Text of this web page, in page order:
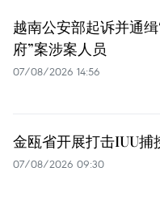
越南公安部起诉并通
府”案涉案人员
07/08/2026 14:56
金瓯省开展打击IUU捕
07/08/2026 09:30